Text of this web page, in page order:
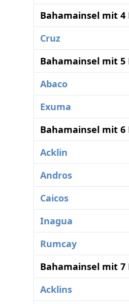
Bahamainsel mit 4
Cruz
Bahamainsel mit 5
Abaco
Exuma
Bahamainsel mit 6
Acklin
Andros
Caicos
Inagua
Rumcay
Bahamainsel mit 7
Acklins